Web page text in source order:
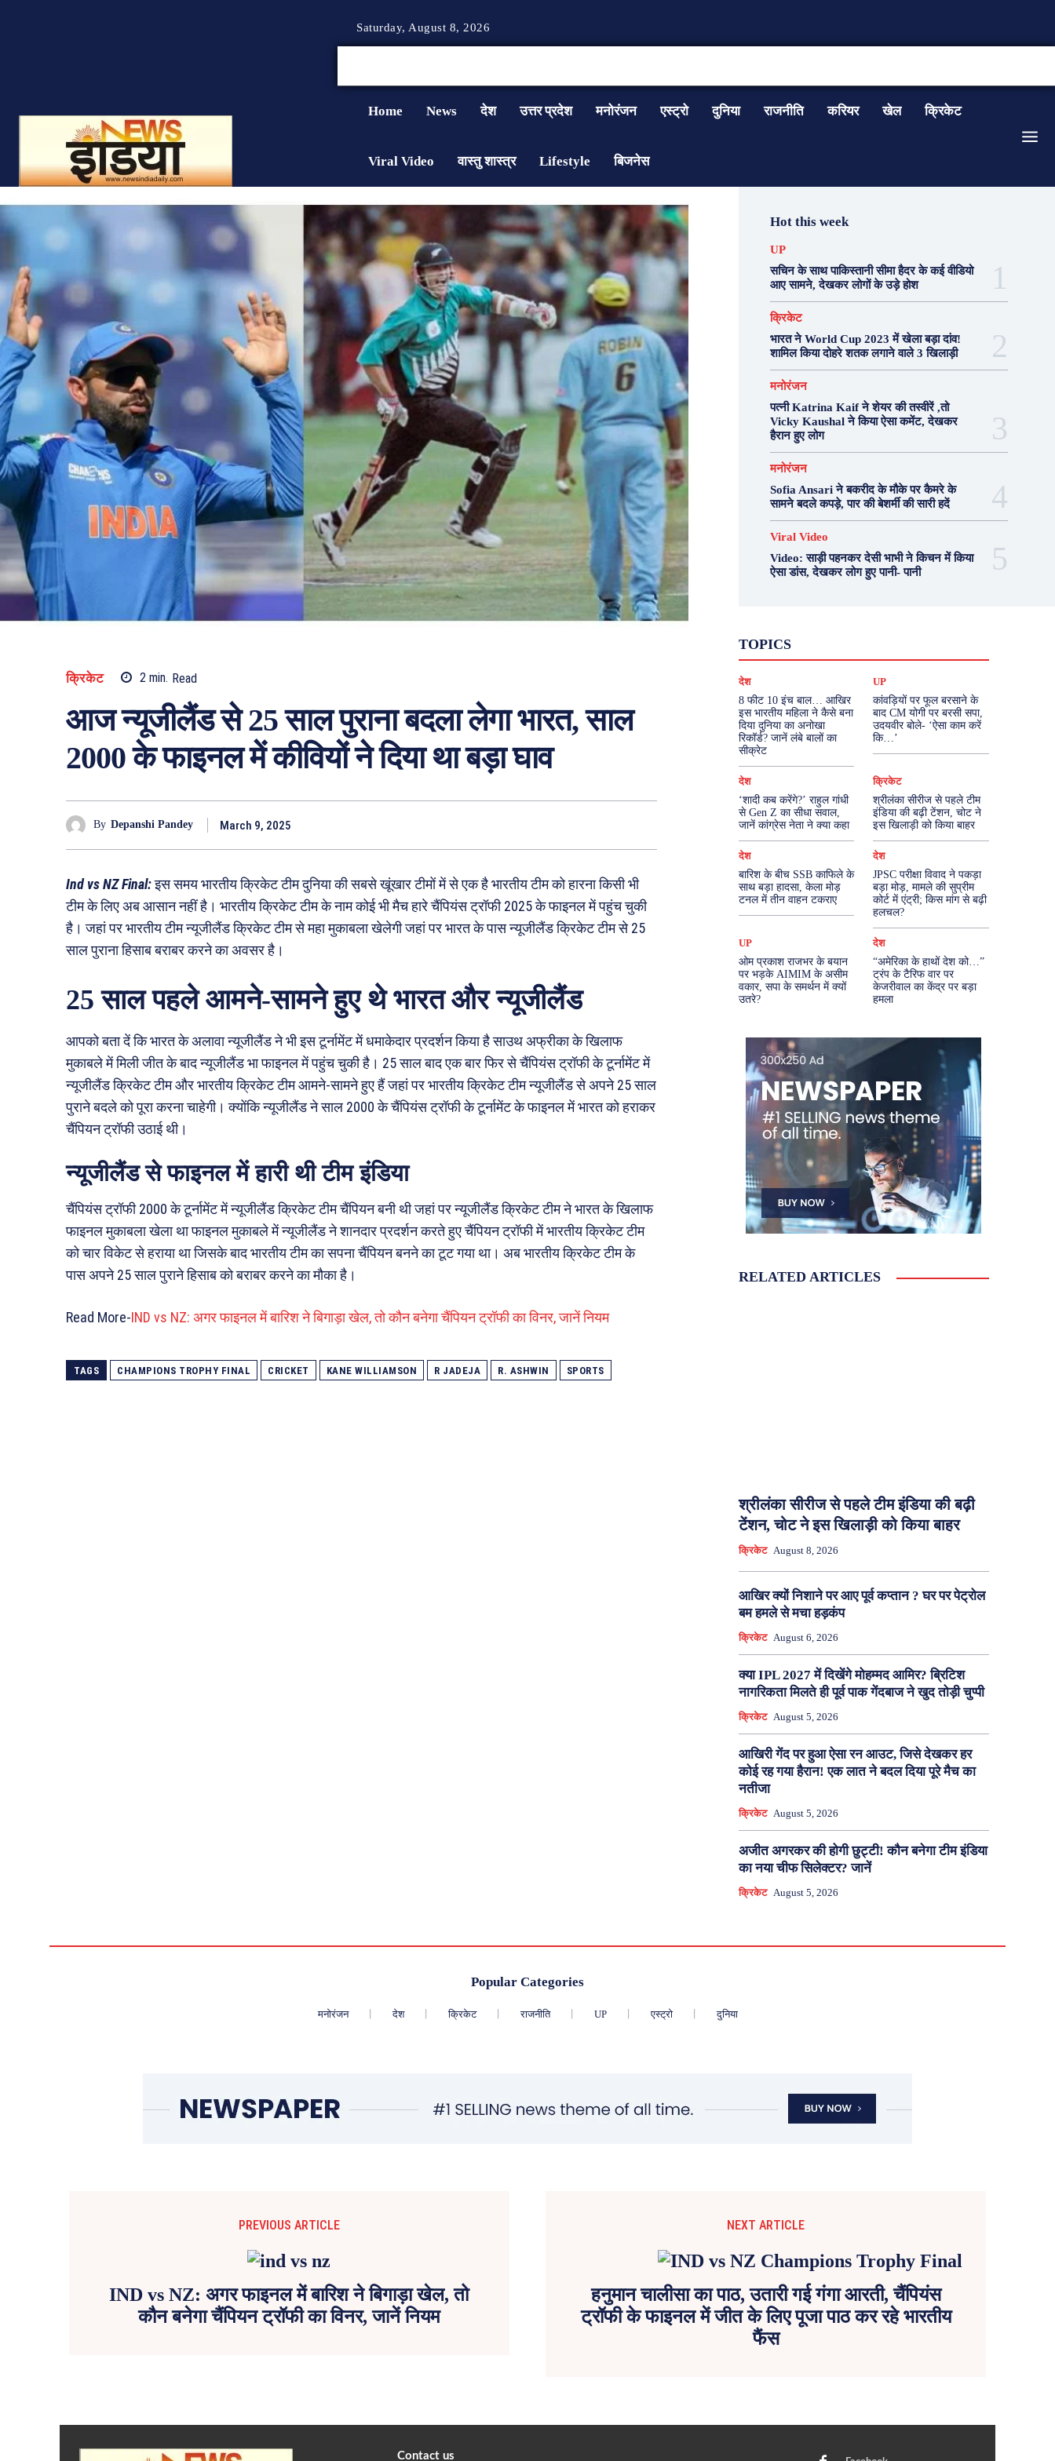
Saturday, August 8, 2026
Home News देश उत्तर प्रदेश मनोरंजन एस्ट्रो दुनिया राजनीति करियर खेल क्रिकेट
Viral Video वास्तु शास्त्र Lifestyle बिजनेस
क्रिकेट 2min. Read
आज न्यूजीलैंड से 25 साल पुराना बदला लेगा भारत, साल
2000 के फाइनल में कीवियों ने दिया था बड़ा घाव
By Depanshi Pandey March 9, 2025
Ind vs NZ Final:इस समय भारतीय क्रिकेट टीम दुनिया की सबसे खूंखार टीमों में से एक है भारतीय टीम को हारना किसी भी
टीम के लिए अब आसान नहीं है। भारतीय क्रिकेट टीम के नाम कोई भी मैच हारे चैंपियंस ट्रॉफी 2025 के फाइनल में पहुंच चुकी
है। जहां पर भारतीय टीम न्यूजीलैंड क्रिकेट टीम से महा मुकाबला खेलेगी जहां पर भारत के पास न्यूजीलैंड क्रिकेट टीम से 25
साल पुराना हिसाब बराबर करने का अवसर है।
25 साल पहले आमने-सामने हुए थे भारत और न्यूजीलैंड
आपको बता दें कि भारत के अलावा न्यूजीलैंड ने भी इस टूर्नामेंट में धमाकेदार प्रदर्शन किया है साउथ अफ्रीका के खिलाफ
मुकाबले में मिली जीत के बाद न्यूजीलैंड भा फाइनल में पहुंच चुकी है। 25 साल बाद एक बार फिर से चैंपियंस ट्रॉफी के टूर्नामेंट में
न्यूजीलैंड क्रिकेट टीम और भारतीय क्रिकेट टीम आमने-सामने हुए हैं जहां पर भारतीय क्रिकेट टीम न्यूजीलैंड से अपने 25 साल
पुराने बदले को पूरा करना चाहेगी। क्योंकि न्यूजीलैंड ने साल 2000 के चैंपियंस ट्रॉफी के टूर्नामेंट के फाइनल में भारत को हराकर
चैंपियन ट्रॉफी उठाई थी।
न्यूजीलैंड से फाइनल में हारी थी टीम इंडिया
चैंपियंस ट्रॉफी 2000 के टूर्नामेंट में न्यूजीलैंड क्रिकेट टीम चैंपियन बनी थी जहां पर न्यूजीलैंड क्रिकेट टीम ने भारत के खिलाफ
फाइनल मुकाबला खेला था फाइनल मुकाबले में न्यूजीलैंड ने शानदार प्रदर्शन करते हुए चैंपियन ट्रॉफी में भारतीय क्रिकेट टीम
को चार विकेट से हराया था जिसके बाद भारतीय टीम का सपना चैंपियन बनने का टूट गया था। अब भारतीय क्रिकेट टीम के
पास अपने 25 साल पुराने हिसाब को बराबर करने का मौका है।
Read More-IND vs NZ: अगर फाइनल में बारिश ने बिगाड़ा खेल, तो कौन बनेगा चैंपियन ट्रॉफी का विनर, जानें नियम
TAGS CHAMPIONS TROPHY FINAL CRICKET KANE WILLIAMSON R JADEJA R. ASHWIN SPORTS
Hot this week
UP
सचिन के साथ पाकिस्तानी सीमा हैदर के कई वीडियो
आए सामने, देखकर लोगों के उड़े होश
क्रिकेट
भारत ने World Cup 2023 में खेला बड़ा दांव!
शामिल किया दोहरे शतक लगाने वाले 3 खिलाड़ी
मनोरंजन
पत्नी Katrina Kaif ने शेयर की तस्वीरें ,तो
Vicky Kaushal ने किया ऐसा कमेंट, देखकर
हैरान हुए लोग
मनोरंजन
Sofia Ansari ने बकरीद के मौके पर कैमरे के
सामने बदले कपड़े, पार की बेशर्मी की सारी हदें
Viral Video
Video: साड़ी पहनकर देसी भाभी ने किचन में किया
ऐसा डांस, देखकर लोग हुए पानी- पानी
TOPICS
दुनिया
मनोरंजन
राजनीति वास्तु शास्त्र
More
देश
8 फीट 10 इंच बाल… आखिर
इस भारतीय महिला ने कैसे बना
दिया दुनिया का अनोखा
रिकॉर्ड? जानें लंबे बालों का
सीक्रेट
UP
कांवड़ियों पर फूल बरसाने के
बाद CM योगी पर बरसी सपा,
उदयवीर बोले- ‘ऐसा काम करें
कि…’
देश
‘शादी कब करेंगे?’ राहुल गांधी
से Gen Z का सीधा सवाल,
जानें कांग्रेस नेता ने क्या कहा
क्रिकेट
श्रीलंका सीरीज से पहले टीम
इंडिया की बढ़ी टेंशन, चोट ने
इस खिलाड़ी को किया बाहर
देश
बारिश के बीच SSB काफिले के
साथ बड़ा हादसा, केला मोड़
टनल में तीन वाहन टकराए
देश
JPSC परीक्षा विवाद ने पकड़ा
बड़ा मोड़, मामले की सुप्रीम
कोर्ट में एंट्री; किस मांग से बढ़ी
हलचल?
UP
ओम प्रकाश राजभर के बयान
पर भड़के AIMIM के असीम
वकार, सपा के समर्थन में क्यों
उतरे?
देश
“अमेरिका के हाथों देश को…”
ट्रंप के टैरिफ वार पर
केजरीवाल का केंद्र पर बड़ा
हमला
RELATED ARTICLES
श्रीलंका सीरीज से पहले टीम इंडिया की बढ़ी
टेंशन, चोट ने इस खिलाड़ी को किया बाहर
क्रिकेट August 8, 2026
आखिर क्यों निशाने पर आए पूर्व कप्तान ? घर पर पेट्रोल
बम हमले से मचा हड़कंप
क्रिकेट August 6, 2026
क्या IPL 2027 में दिखेंगे मोहम्मद आमिर? ब्रिटिश
नागरिकता मिलते ही पूर्व पाक गेंदबाज ने खुद तोड़ी चुप्पी
क्रिकेट August 5, 2026
आखिरी गेंद पर हुआ ऐसा रन आउट, जिसे देखकर हर
कोई रह गया हैरान! एक लात ने बदल दिया पूरे मैच का
नतीजा
क्रिकेट August 5, 2026
अजीत अगरकर की होगी छुट्टी! कौन बनेगा टीम इंडिया
का नया चीफ सिलेक्टर? जानें
क्रिकेट August 5, 2026
Popular Categories
मनोरंजन देश क्रिकेट राजनीति UP एस्ट्रो दुनिया
PREVIOUS ARTICLE
IND vs NZ: अगर फाइनल में बारिश ने बिगाड़ा खेल, तो
कौन बनेगा चैंपियन ट्रॉफी का विनर, जानें नियम
NEXT ARTICLE
हनुमान चालीसा का पाठ, उतारी गई गंगा आरती, चैंपियंस
ट्रॉफी के फाइनल में जीत के लिए पूजा पाठ कर रहे भारतीय
फैंस
Contact us